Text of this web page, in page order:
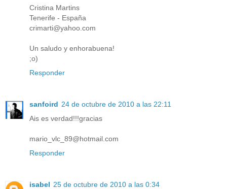
Cristina Martins
Tenerife - España
crimarti@yahoo.com
Un saludo y enhorabuena!
;o)
Responder
sanfoird 24 de octubre de 2010 a las 22:11
Ais es verdad!!!gracias
mario_vlc_89@hotmail.com
Responder
isabel 25 de octubre de 2010 a las 0:34